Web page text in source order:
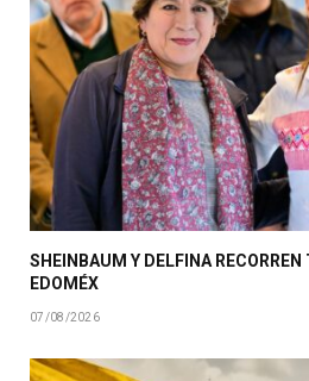
SHEINBAUM Y DELFINA
EDOMÉX
07/08/2026